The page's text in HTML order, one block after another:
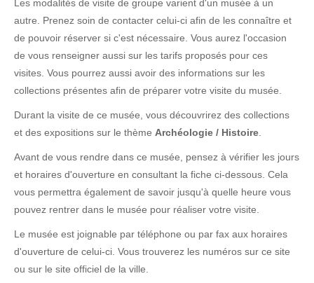
Les modalités de visite de groupe varient d'un musée à un
autre. Prenez soin de contacter celui-ci afin de les connaître et
de pouvoir réserver si c'est nécessaire. Vous aurez l'occasion
de vous renseigner aussi sur les tarifs proposés pour ces
visites. Vous pourrez aussi avoir des informations sur les
collections présentes afin de préparer votre visite du musée.
Durant la visite de ce musée, vous découvrirez des collections
et des expositions sur le thème Archéologie / Histoire
Avant de vous rendre dans ce musée, pensez à vérifier les jours
et horaires d'ouverture en consultant la fiche ci-dessous. Cela
vous permettra également de savoir jusqu'à quelle heure vous
pouvez rentrer dans le musée pour réaliser votre visite.
Le musée est joignable par téléphone ou par fax aux horaires
d'ouverture de celui-ci. Vous trouverez les numéros sur ce site
ou sur le site officiel de la ville.